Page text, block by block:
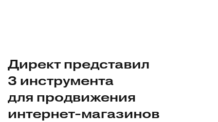
Директ представил
3 инструмента
для продвижения
интернет-магазинов